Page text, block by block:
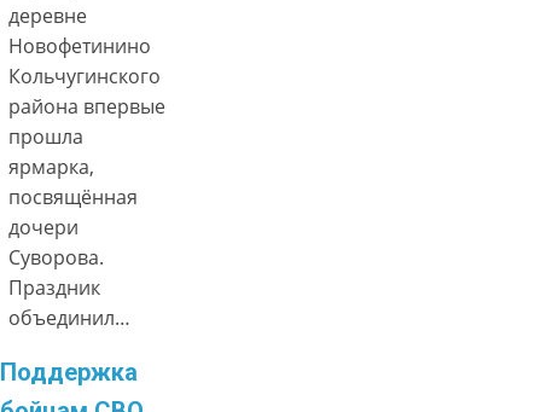
деревне
Новофетинино
Кольчугинского
района впервые
прошла
ярмарка,
посвящённая
дочери
Суворова.
Праздник
объединил…
Поддержка